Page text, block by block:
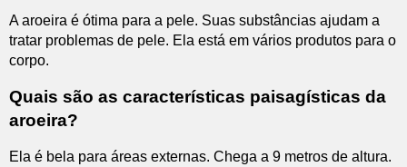
A aroeira é ótima para a pele. Suas substâncias ajudam a
tratar problemas de pele. Ela está em vários produtos para o
corpo.
Quais são as características paisagísticas da
aroeira?
Ela é bela para áreas externas. Chega a 9 metros de altura.